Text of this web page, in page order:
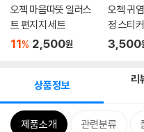
오첵 마음따뜻 일러스
트 편지지 세트
11% 2,500원
오첵 귀
정 스티
3,500
상품정보 리
제품소개 관련분류